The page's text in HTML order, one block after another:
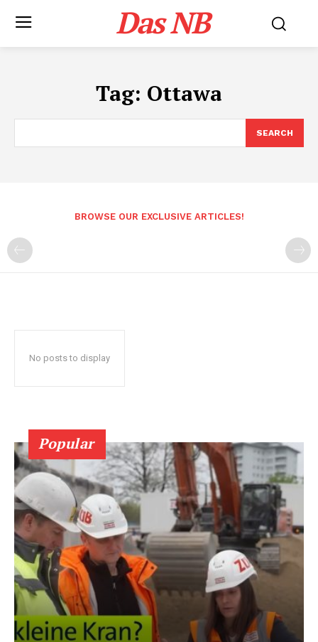
Das NB
Tag: Ottawa
SEARCH
BROWSE OUR EXCLUSIVE ARTICLES!
No posts to display
Popular